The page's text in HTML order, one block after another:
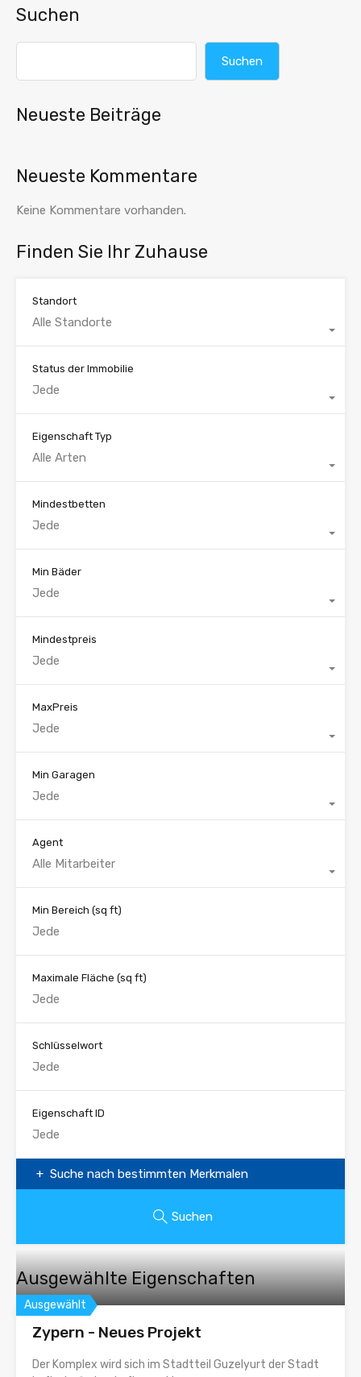
Suchen
Suchen
Neueste Beiträge
Neueste Kommentare
Keine Kommentare vorhanden.
Finden Sie Ihr Zuhause
Standort
Alle Standorte
Status der Immobilie
Jede
Eigenschaft Typ
Alle Arten
Mindestbetten
Jede
Min Bäder
Jede
Mindestpreis
Jede
MaxPreis
Jede
Min Garagen
Jede
Agent
Alle Mitarbeiter
Min Bereich (sq ft)
Maximale Fläche (sq ft)
Schlüsselwort
Eigenschaft ID
Suche nach bestimmten Merkmalen
Suchen
Ausgewählte Eigenschaften
Ausgewählt
Zypern - Neues Projekt
Der Komplex wird sich im Stadtteil Guzelyurt der Stadt